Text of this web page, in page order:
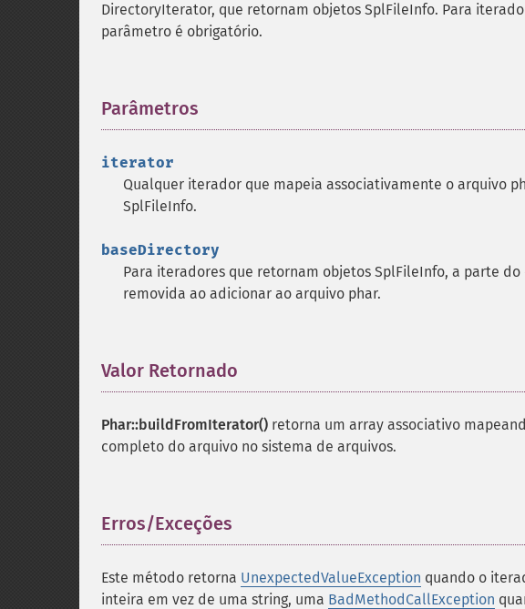
DirectoryIterator, que retornam objetos SplFileInfo. Para
parâmetro é obrigatório.
Parâmetros
iterator
Qualquer iterador que mapeia associativamente o arquivo
SplFileInfo.
baseDirectory
Para iteradores que retornam objetos SplFileInfo, a parte
removida ao adicionar ao arquivo phar.
Valor Retornado
Phar::buildFromIterator() retorna um array associativo
completo do arquivo no sistema de arquivos.
Erros/Exceções
Este método retorna UnexpectedValueException quando o
inteira em vez de uma string, uma BadMethodCallException